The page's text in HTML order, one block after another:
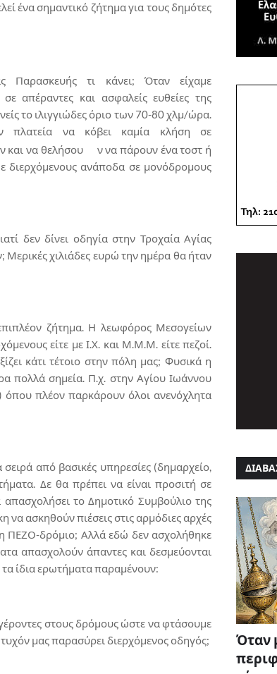
ένα σημαντικό ζήτημα για τους δημότες
Παρασκευής τι κάνει; Όταν είχαμε
απέραντες και ασφαλείς ευθείες της
το ιλιγγιώδες όριο των 70-80 χλμ/ώρα.
πλατεία να κόβει καμία κλήση σε
και να θελήσου
ν να πάρουν ένα τοστ ή
διερχόμενους ανάποδα σε μονόδρομους
δεν δίνει οδηγία στην Τροχαία Αγίας
χιλιάδες ευρώ την ημέρα θα ήταν
ζήτημα. Η λεωφόρος Μεσογείων
είτε με Ι.Χ. και Μ.Μ.Μ. είτε πεζοί.
κάτι τέτοιο στην πόλη μας; Φυσικά η
πολλά σημεία. Π.χ. στην Αγίου Ιωάννου
όπου πλέον παρκάρουν όλοι ανενόχλητα
από βασικές υπηρεσίες (δημαρχείο,
Δε θα πρέπει να είναι προσιτή σε
το Δημοτικό Συμβούλιο της
ασκηθούν πιέσεις στις αρμόδιες αρχές
ΠΕΖΟ-δρόμιο; Αλλά εδώ δεν ασχολήθηκε
απασχολούν άπαντες και δεσμεύονται
ίδια ερωτήματα παραμένουν:
στους δρόμους ώστε να φτάσουμε
μας παρασύρει διερχόμενος οδηγός;
Όταν